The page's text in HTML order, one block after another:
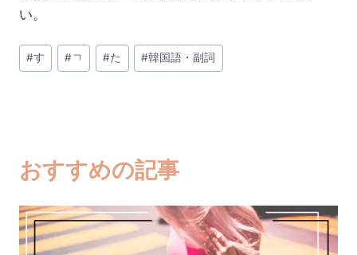
い。
投
稿
#す #ㄱ #た #韓国語・副詞
おすすめの記事